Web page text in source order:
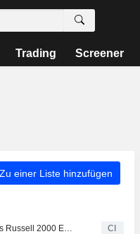
Trading Screener
Zu einer Liste hinzufügen
IShares Trust - iShares Russell 2000 ETF legt Jahresergebnis zum 31. März 2026 vor CI